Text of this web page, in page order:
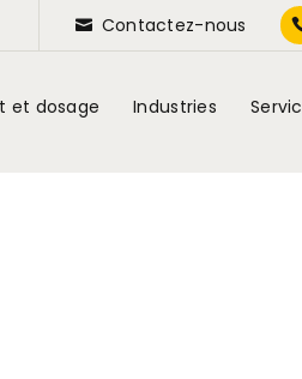
Contactez-nous
et dosage Industries